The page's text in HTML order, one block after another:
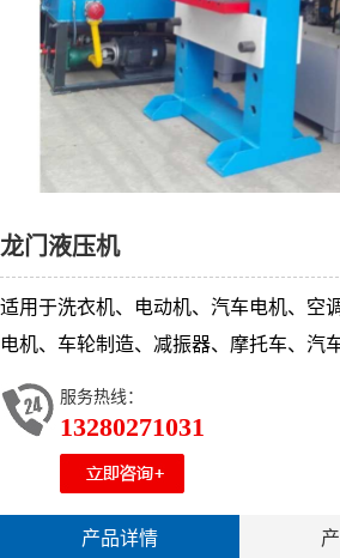
龙门液压机
适用于洗衣机、电动机、汽车电机、空
电机、车轮制造、减振器、摩托车、汽
服务热线：
13280271031
产品详情